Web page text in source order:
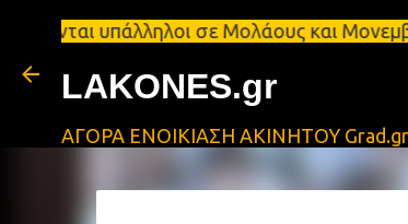
υπάλληλοι σε
LAKONES.gr
ΑΓΟΡΑ ΕΝΟΙΚΙΑΣΗ ΑΚΙΝΗΤΟΥ Grad.gr